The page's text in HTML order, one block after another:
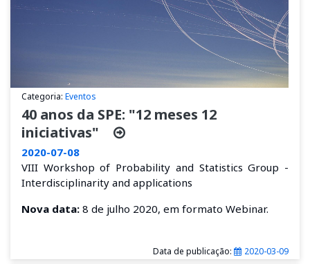
Categoria: Eventos
40 anos da SPE: "12 meses 12
iniciativas"
2020-07-08
VIII Workshop of Probability and Statistics Group -
Interdisciplinarity and applications
Nova data: 8 de julho 2020, em formato Webinar.
Data de publicação: 2020-03-09